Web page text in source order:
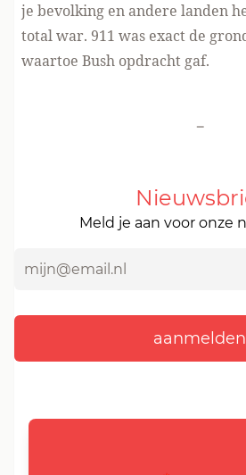
je bevolking en andere landen
total war. 911 was exact de
waartoe Bush opdracht gaf.
-
Meld je aan voor onze